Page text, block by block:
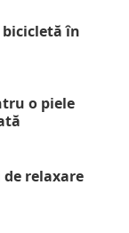
în
o piele
relaxare